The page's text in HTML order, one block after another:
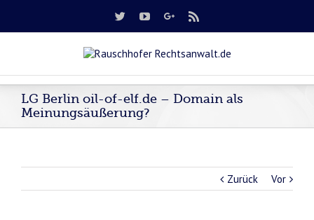
LG Berlin oil-of-elf.de – Domain als
Meinungsäußerung?
Zurück Vor